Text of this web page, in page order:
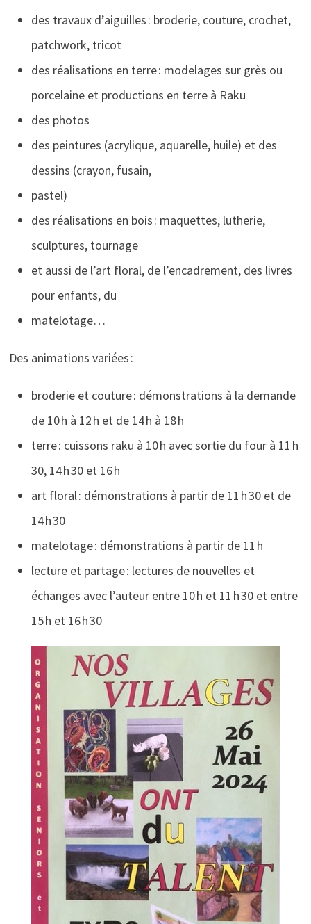
des travaux d’aiguilles : broderie, couture, crochet,
patchwork, tricot
des réalisations en terre : modelages sur grès ou
porcelaine et productions en terre à Raku
des photos
des peintures (acrylique, aquarelle, huile) et des
dessins (crayon, fusain,
pastel)
des réalisations en bois : maquettes, lutherie,
sculptures, tournage
et aussi de l’art floral, de l’encadrement, des livres
pour enfants, du
matelotage…
Des animations variées :
broderie et couture : démonstrations à la demande
de 10 h à 12 h et de 14 h à 18 h
terre : cuissons raku à 10 h avec sortie du four à 11 h
30, 14 h 30 et 16 h
art floral : démonstrations à partir de 11 h 30 et de
14 h 30
matelotage : démonstrations à partir de 11 h
lecture et partage : lectures de nouvelles et
échanges avec l’auteur entre 10 h et 11 h 30 et entre
15 h et 16 h 30